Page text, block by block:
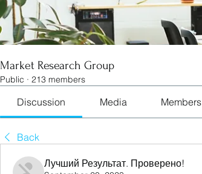
Market Research Group
Public · 213 members
Discussion Media Members
Back
Лучший Результат. Проверено!